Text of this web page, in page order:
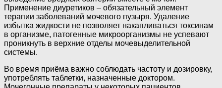
Применение диуретиков – обязательный элемент
терапии заболеваний мочевого пузыря. Удаление
избытка жидкости не позволяет накапливаться токсинам
в организме, патогенные микроорганизмы не успевают
проникнуть в верхние отделы мочевыделительной
системы.
Во время приёма важно соблюдать частоту и дозировку,
употреблять таблетки, назначенные доктором.